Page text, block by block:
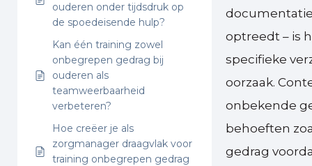
ouderen onder tijdsdruk op
de spoedeisende hulp?
Kan één training zowel
onbegrepen gedrag bij
ouderen als
teamweerbaarheid
verbeteren?
Hoe creëer je als
zorgmanager draagvlak voor
training onbegrepen gedrag
optreedt – is
specifieke
oorzaak.
onbekende
behoeften
gedrag